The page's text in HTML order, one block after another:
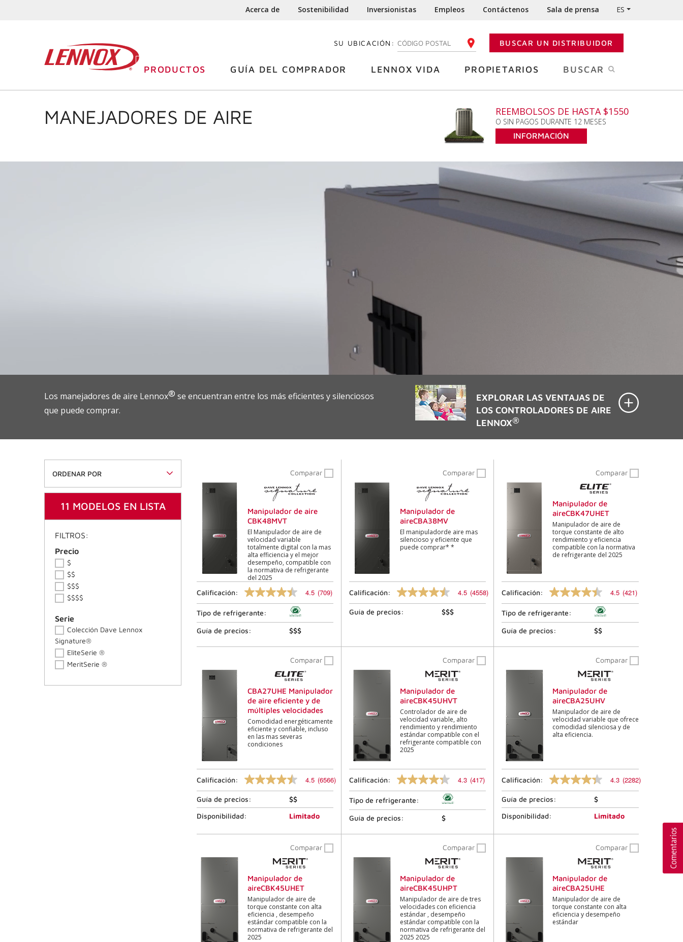
Acerca de Sostenibilidad Inversionistas Empleos Contáctenos Sala de prensa ES
SU UBICACIÓN: INGRESE SU CÓDIGO POSTAL BUSCAR UN DISTRIBUIDOR
PRODUCTOS GUÍA DEL COMPRADOR LENNOX VIDA PROPIETARIOS BUSCAR
MANEJADORES DE AIRE REEMBOLSOS DE HASTA $1550
O SIN PAGOS DURANTE 12 MESES
INFORMACIÓN
Los manejadores de aire Lennox® se encuentran entre los más eficientes y silenciosos
que puede comprar.
EXPLORAR LAS VENTAJAS DE
LOS CONTROLADORES DE AIRE
LENNOX®
ORDENAR POR
11 MODELOS EN LISTA
FILTROS:
Precio
$
$$
$$$
$$$$
Serie
Colección Dave Lennox
Signature®
EliteSerie ®
MeritSerie ®
Comparar
Manipulador de aire
CBK48MVT
El Manipulador de aire de
velocidad variable
totalmente digital con la mas
alta efficiencia y el mejor
desempeño, compatible con
la normativa de refrigerante
del 2025
Calificación:
4.5
de
5
estrellas,
valor
de
calificación
El
mismo
enlace
de
la
página.
4.5 (709)
Tipo de refrigerante:
Guía de precios: $$$
Comparar
Manipulador de
aireCBA38MV
El manipuladorde aire mas
silencioso y eficiente que
puede comprar* *
Calificación:
4.5
de
5
calificación
El
mismo
enlace
de
la
página.
4.5 (4558)
Guía de precios: $$$
Comparar
Manipulador de
aireCBK47UHET
Manipulador de aire de
torque constante de alto
rendimiento y eficiencia
compatible con la normativa
de refrigerante del 2025
Calificación:
4.5
de
5
estrellas,
valor
de
calificación
El
mismo
enlace
de
la
4.5 (421)
Tipo de refrigerante:
Guía de precios: $$
Comparar
CBA27UHE Manipulador
de aire eficiente y de
múltiples velocidades
Comodidad energéticamente
eficiente y confiable, incluso
en las mas severas
condiciones
Calificación:
4.5
de
5
estrellas,
valor
calificación
El
mismo
enlace
de
la
página.
4.5 (6566)
Guía de precios:
$$
Disponibilidad:
Limitado
Comparar
Manipulador de
aireCBK45UHVT
Controlador de aire de
velocidad variable, alto
rendimiento y rendimiento
estándar compatible con el
refrigerante compatible con
2025
Calificación:
4.3
de
5
estrellas,
valor
de
calificación
El
mismo
enlace
de
la
página.
4.3 (417)
Tipo de refrigerante:
Guía de precios: $
Comparar
Manipulador de
aireCBA25UHV
Manipulador de aire de
velocidad variable que ofrece
comodidad silenciosa y de
alta eficiencia.
Calificación:
4.3
de
5
estrellas,
valor
calificación
El
mismo
enlace
de
la
4.3 (2282)
Guía de precios:
$
Disponibilidad:
Limitado
Comparar
Manipulador de
aireCBK45UHET
Manipulador de aire de
torque constante con alta
eficiencia , desempeño
estándar compatible con la
normativa de refrigerante del
2025
Comparar
Manipulador de
aireCBK45UHPT
Manipulador de aire de tres
velocidades con eficiencia
estándar , desempeño
estándar compatible con la
normativa de refrigerante del
2025 2025
Comparar
Manipulador de
aireCBA25UHE
Manipulador de aire de
torque constante con alta
eficiencia y desempeño
estándar